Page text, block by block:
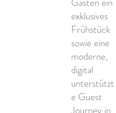
exklusives
Frühstück
sowie eine
moderne,
digital
unterstützt
e Guest
Journey in